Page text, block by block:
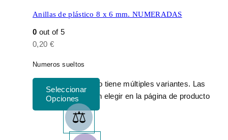
Anillas de plástico 8 x 6 mm. NUMERADAS
0 out of 5
0,20 €
Numeros sueltos
Este producto tiene múltiples variantes. Las
opciones se pueden elegir en la página de producto